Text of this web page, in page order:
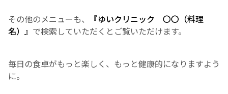
その他のメニューも、
『ゆいクリニック 〇〇（料理
名）』 で検索していただくとご覧いただけます。
毎日の食卓がもっと楽しく、もっと健康的になりますよう
に。
遠方にお住まいで当院での出産を希望される方へ